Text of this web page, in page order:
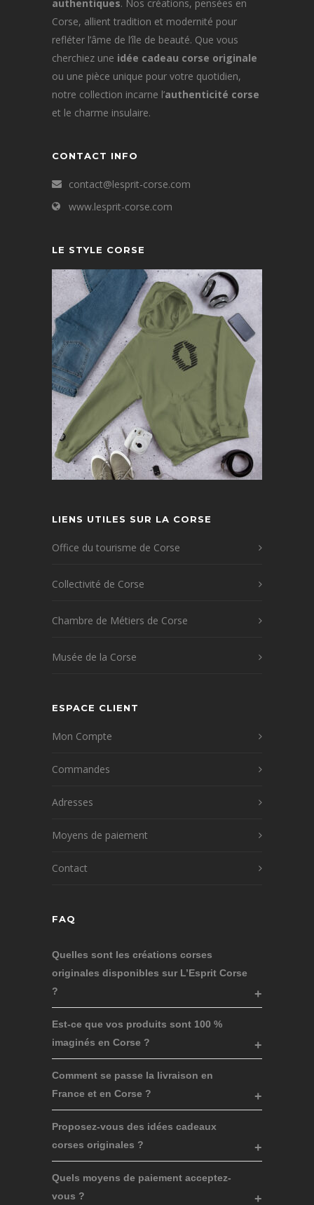
authentiques. Nos créations, pensées en
Corse, allient tradition et modernité pour
refléter l’âme de l’île de beauté. Que vous
cherchiez une idée cadeau corse originale
ou une pièce unique pour votre quotidien,
notre collection incarne l’authenticité corse
et le charme insulaire.
CONTACT INFO
contact@lesprit-corse.com
www.lesprit-corse.com
LE STYLE CORSE
LIENS UTILES SUR LA CORSE
Office du tourisme de Corse
Collectivité de Corse
Chambre de Métiers de Corse
Musée de la Corse
ESPACE CLIENT
Mon Compte
Commandes
Adresses
Moyens de paiement
Contact
FAQ
Quelles sont les créations corses
originales disponibles sur L’Esprit Corse
?
Est-ce que vos produits sont 100 %
imaginés en Corse ?
Comment se passe la livraison en
France et en Corse ?
Proposez-vous des idées cadeaux
corses originales ?
Quels moyens de paiement acceptez-
vous ?